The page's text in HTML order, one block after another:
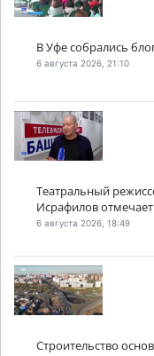
В Уфе собрались
6 августа 2026, 21:10
Театральный
Исрафилов
6 августа 2026, 18:49
Строительство